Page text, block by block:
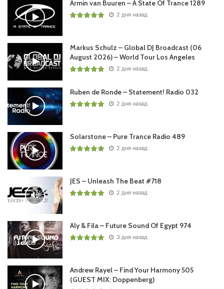
Armin van Buuren – A State Of Trance 1289
2 дня назад
Markus Schulz – Global DJ Broadcast (06
August 2026) – World Tour Los Angeles
2 дня назад
Ruben de Ronde – Statement! Radio 032
2 дня назад
Solarstone – Pure Trance Radio 489
2 дня назад
JES – Unleash The Beat #718
2 дня назад
Aly & Fila – Future Sound Of Egypt 974
3 дня назад
Andrew Rayel – Find Your Harmony 505
(GUEST MIX: Doppenberg)